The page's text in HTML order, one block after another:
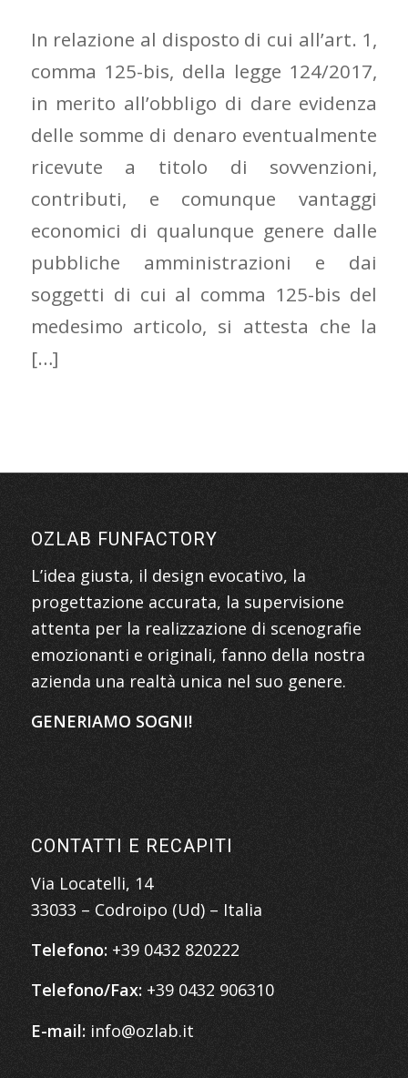
In relazione al disposto di cui all’art. 1,
comma 125-bis, della legge 124/2017,
in merito all’obbligo di dare evidenza
delle somme di denaro eventualmente
ricevute a titolo di sovvenzioni,
contributi, e comunque vantaggi
economici di qualunque genere dalle
pubbliche amministrazioni e dai
soggetti di cui al comma 125-bis del
medesimo articolo, si attesta che la
[…]
OZLAB FUNFACTORY
L’idea giusta, il design evocativo, la
progettazione accurata, la supervisione
attenta per la realizzazione di scenografie
emozionanti e originali, fanno della nostra
azienda una realtà unica nel suo genere.
GENERIAMO SOGNI!
CONTATTI E RECAPITI
Via Locatelli, 14
33033 – Codroipo (Ud) – Italia
Telefono:+39 0432 820222
Telefono/Fax:+39 0432 906310
E-mail:info@ozlab.it